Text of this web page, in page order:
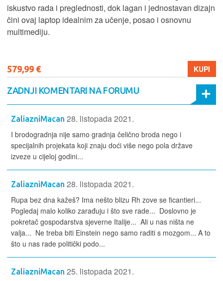
iskustvo rada i preglednosti, dok lagan i jednostavan dizajn
čini ovaj laptop idealnim za učenje, posao i osnovnu
multimediju.
579,99 € KUPI
ZADNJI KOMENTARI NA FORUMU
ZaliazniMacan 28. listopada 2021.
I brodogradnja nije samo gradnja čelično broda nego i
specijalnih projekata koji znaju doći više nego pola države
izveze u cijeloj godini...
ZaliazniMacan 28. listopada 2021.
Rupa bez dna kažeš? Ima nešto blizu Rh zove se ficantieri...
Pogledaj malo koliko zarađuju i što sve rade... Doslovno je
pokretač gospodarstva sjeverne Italije... Ali u nas ništa ne
valja... Ne treba biti Einstein nego samo raditi s mozgom... A to
što u nas rade politički podo...
ZaliazniMacan 25. listopada 2021.